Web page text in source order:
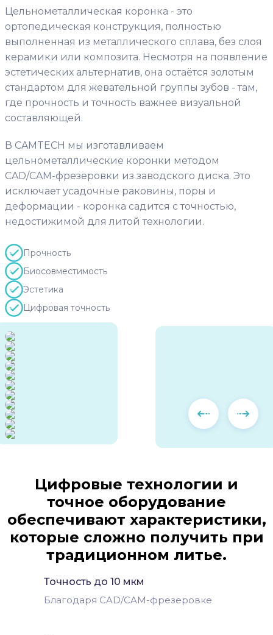
Цельнометаллическая коронка - это
ортопедическая конструкция, полностью
выполненная из металлического сплава, без слоя
керамики или композита. Несмотря на появление
эстетических альтернатив, она остаётся золотым
стандартом для жевательной группы зубов - там,
где прочность и точность важнее визуальной
составляющей.
В CAMTECH мы изготавливаем
цельнометаллические коронки методом
CAD/CAM-фрезеровки из заводского диска. Это
исключает усадочные раковины, поры и
деформации - коронка садится с точностью,
недостижимой для литой технологии.
Прочность
Биосовместимость
Эстетика
Цифровая точность
Цифровые технологии и
точное оборудование
обеспечивают характеристики,
которые сложно получить при
традиционном литье.
Точность до 10 мкм
Благодаря CAD/CAM-фрезеровке